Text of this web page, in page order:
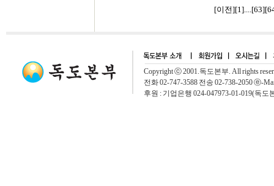
[이전][1]....[63][
Copyright ⓒ 2001.독도본부. All rights
전화 02-747-3588 전송 02-738-2050 ⓔ-
후원 : 기업은행 024-047973-01-019(독도